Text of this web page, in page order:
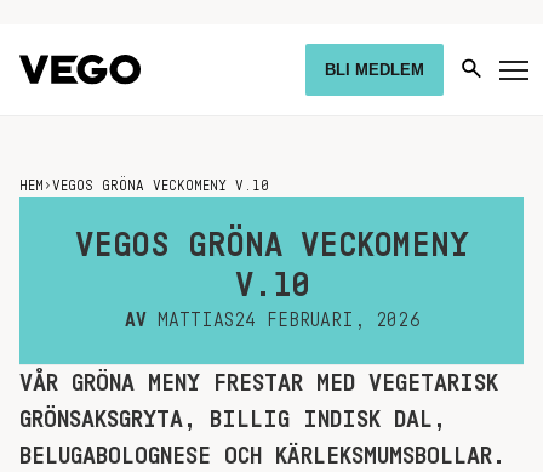
BLI MEDLEM
HEM ›VEGOS GRÖNA VECKOMENY V.10
VEGOS GRÖNA VECKOMENY
V.10
AV MATTIAS24 FEBRUARI, 2026
VÅR GRÖNA MENY FRESTAR MED VEGETARISK
GRÖNSAKSGRYTA, BILLIG INDISK DAL,
BELUGABOLOGNESE OCH KÄRLEKSMUMSBOLLAR.